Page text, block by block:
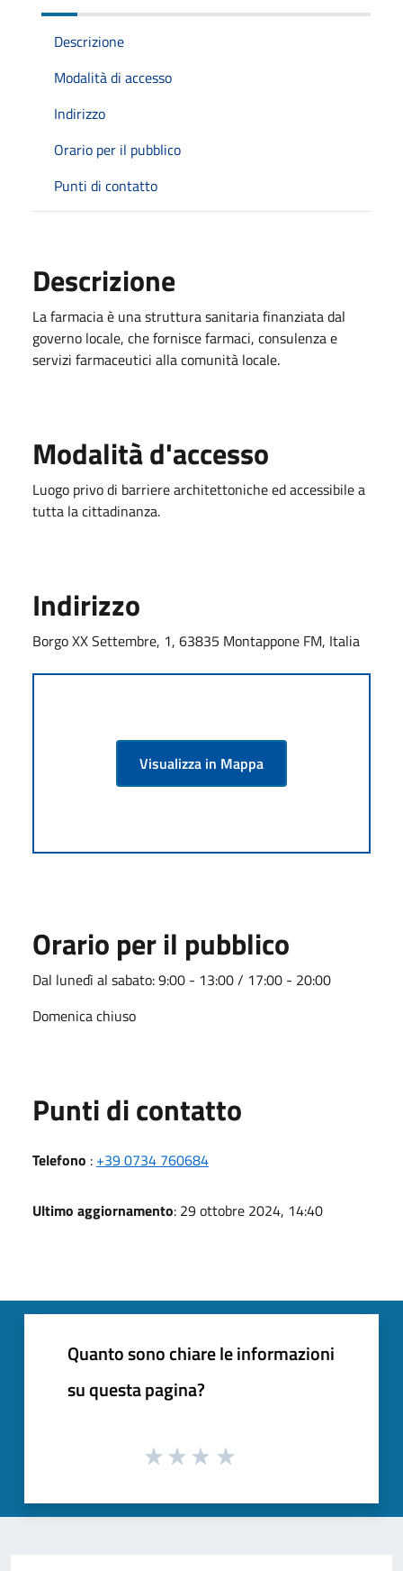
Descrizione
Modalità di accesso
Indirizzo
Orario per il pubblico
Punti di contatto
Descrizione
La farmacia è una struttura sanitaria finanziata dal
governo locale, che fornisce farmaci, consulenza e
servizi farmaceutici alla comunità locale.
Modalità d'accesso
Luogo privo di barriere architettoniche ed accessibile a
tutta la cittadinanza.
Indirizzo
Borgo XX Settembre, 1, 63835 Montappone FM, Italia
Visualizza in Mappa
Orario per il pubblico
Dal lunedì al sabato: 9:00 - 13:00 / 17:00 - 20:00
Domenica chiuso
Punti di contatto
Telefono : +39 0734 760684
Ultimo aggiornamento: 29 ottobre 2024, 14:40
Quanto sono chiare le informazioni
su questa pagina?